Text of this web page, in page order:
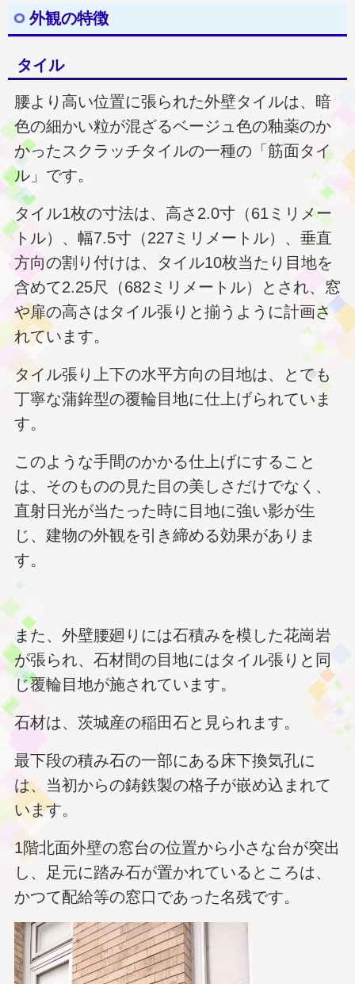
外観の特徴
タイル
腰より高い位置に張られた外壁タイルは、暗
色の細かい粒が混ざるベージュ色の釉薬のか
かったスクラッチタイルの一種の「筋面タイ
ル」です。
タイル1枚の寸法は、高さ2.0寸（61ミリメー
トル）、幅7.5寸（227ミリメートル）、垂直
方向の割り付けは、タイル10枚当たり目地を
含めて2.25尺（682ミリメートル）とされ、窓
や扉の高さはタイル張りと揃うように計画さ
れています。
タイル張り上下の水平方向の目地は、とても
丁寧な蒲鉾型の覆輪目地に仕上げられていま
す。
このような手間のかかる仕上げにすること
は、そのものの見た目の美しさだけでなく、
直射日光が当たった時に目地に強い影が生
じ、建物の外観を引き締める効果がありま
す。
また、外壁腰廻りには石積みを模した花崗岩
が張られ、石材間の目地にはタイル張りと同
じ覆輪目地が施されています。
石材は、茨城産の稲田石と見られます。
最下段の積み石の一部にある床下換気孔に
は、当初からの鋳鉄製の格子が嵌め込まれて
います。
1階北面外壁の窓台の位置から小さな台が突出
し、足元に踏み石が置かれているところは、
かつて配給等の窓口であった名残です。